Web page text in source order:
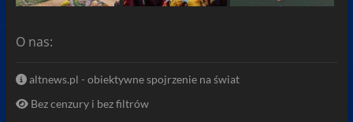
O nas:
altnews.pl - obiektywne spojrzenie na świat
Bez cenzury i bez filtrów